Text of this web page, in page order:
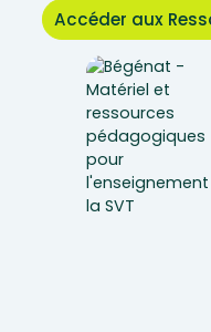
Accéder aux